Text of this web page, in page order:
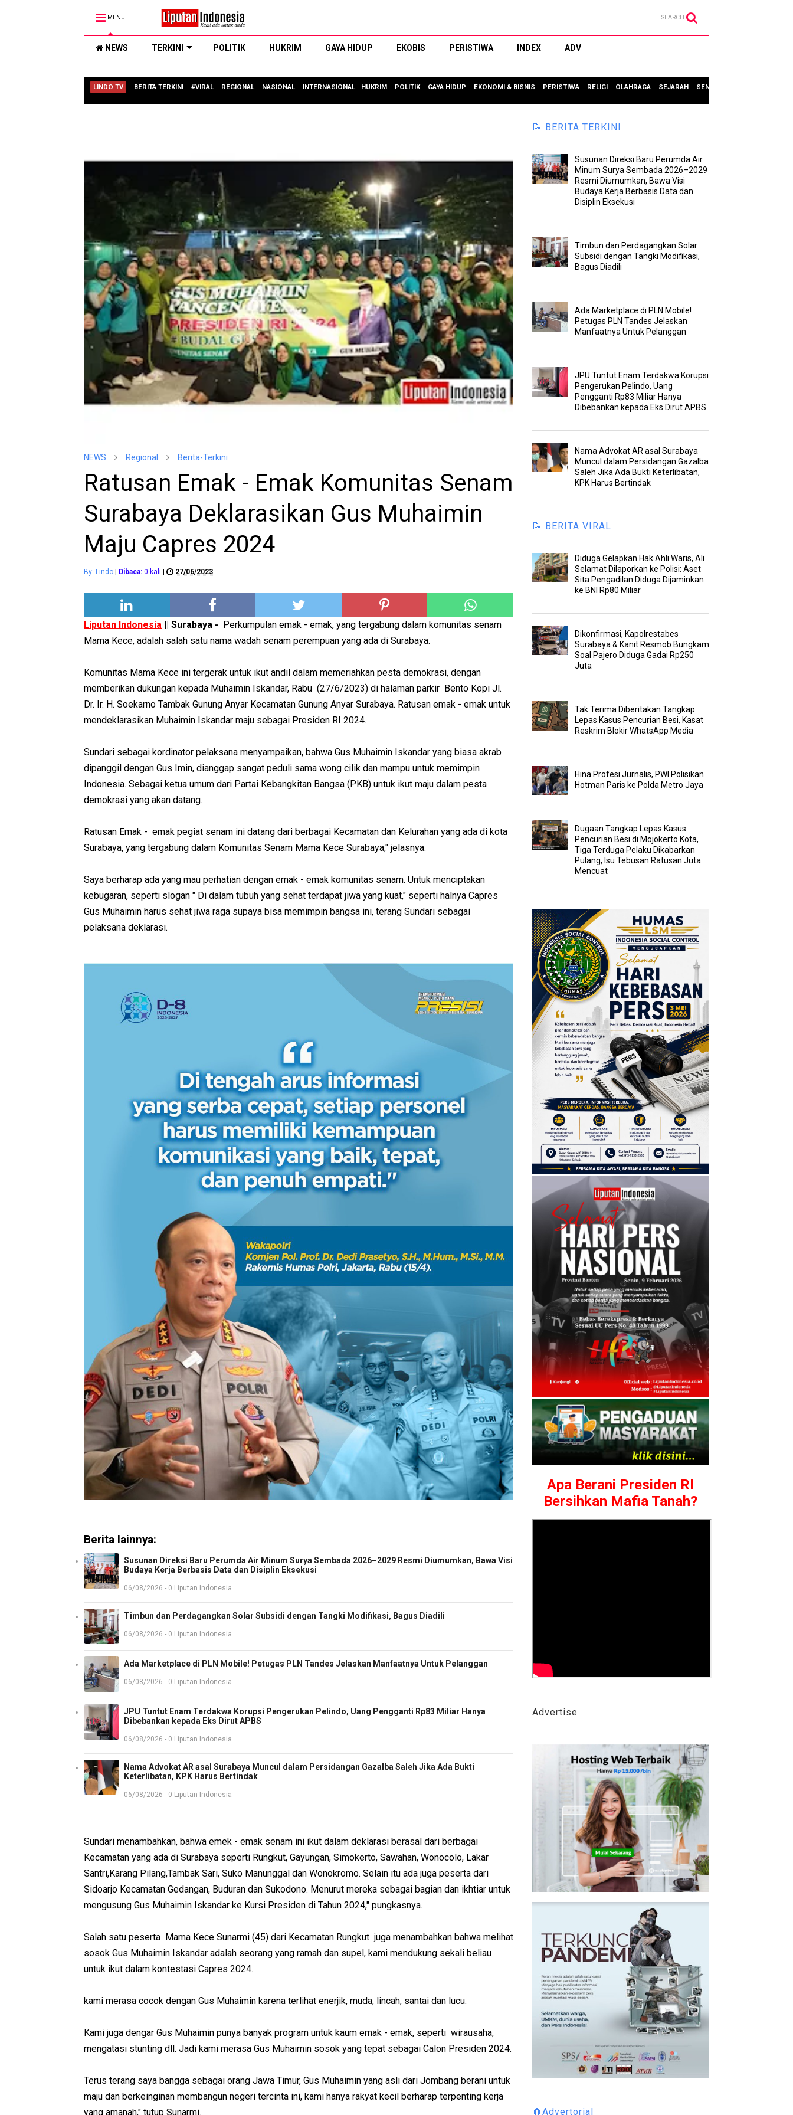
MENU SEARCH
NEWS TERKINI POLITIK HUKRIM GAYA HIDUP EKOBIS PERISTIWA INDEX ADV
LINDO TV BERITA TERKINI #VIRAL REGIONAL NASIONAL INTERNASIONAL HUKRIM POLITIK GAYA HIDUP EKONOMI & BISNIS PERISTIWA RELIGI OLAHRAGA SEJARAH SENI & BUDAYA
NEWS Regional Berita-Terkini
Ratusan Emak - Emak Komunitas Senam
Surabaya Deklarasikan Gus Muhaimin
Maju Capres 2024
By: Lindo Dibaca: 0 kali 27/06/2023
Liputan Indonesia || Surabaya - Perkumpulan emak - emak, yang tergabung dalam komunitas senam
Mama Kece, adalah salah satu nama wadah senam perempuan yang ada di Surabaya.
Komunitas Mama Kece ini tergerak untuk ikut andil dalam memeriahkan pesta demokrasi, dengan
memberikan dukungan kepada Muhaimin Iskandar, Rabu (27/6/2023) di halaman parkir Bento Kopi Jl.
Dr. Ir. H. Soekarno Tambak Gunung Anyar Kecamatan Gunung Anyar Surabaya. Ratusan emak - emak untuk
mendeklarasikan Muhaimin Iskandar maju sebagai Presiden RI 2024.
Sundari sebagai kordinator pelaksana menyampaikan, bahwa Gus Muhaimin Iskandar yang biasa akrab
dipanggil dengan Gus Imin, dianggap sangat peduli sama wong cilik dan mampu untuk memimpin
Indonesia. Sebagai ketua umum dari Partai Kebangkitan Bangsa (PKB) untuk ikut maju dalam pesta
demokrasi yang akan datang.
Ratusan Emak - emak pegiat senam ini datang dari berbagai Kecamatan dan Kelurahan yang ada di kota
Surabaya, yang tergabung dalam Komunitas Senam Mama Kece Surabaya," jelasnya.
Saya berharap ada yang mau perhatian dengan emak - emak komunitas senam. Untuk menciptakan
kebugaran, seperti slogan " Di dalam tubuh yang sehat terdapat jiwa yang kuat," seperti halnya Capres
Gus Muhaimin harus sehat jiwa raga supaya bisa memimpin bangsa ini, terang Sundari sebagai
pelaksana deklarasi.
Berita lainnya:
Susunan Direksi Baru Perumda Air Minum Surya Sembada 2026–2029 Resmi Diumumkan, Bawa Visi
Budaya Kerja Berbasis Data dan Disiplin Eksekusi
06/08/2026 - 0 Liputan Indonesia
Timbun dan Perdagangkan Solar Subsidi dengan Tangki Modifikasi, Bagus Diadili
06/08/2026 - 0 Liputan Indonesia
Ada Marketplace di PLN Mobile! Petugas PLN Tandes Jelaskan Manfaatnya Untuk Pelanggan
06/08/2026 - 0 Liputan Indonesia
JPU Tuntut Enam Terdakwa Korupsi Pengerukan Pelindo, Uang Pengganti Rp83 Miliar Hanya
Dibebankan kepada Eks Dirut APBS
06/08/2026 - 0 Liputan Indonesia
Nama Advokat AR asal Surabaya Muncul dalam Persidangan Gazalba Saleh Jika Ada Bukti
Keterlibatan, KPK Harus Bertindak
06/08/2026 - 0 Liputan Indonesia
Sundari menambahkan, bahwa emek - emak senam ini ikut dalam deklarasi berasal dari berbagai
Kecamatan yang ada di Surabaya seperti Rungkut, Gayungan, Simokerto, Sawahan, Wonocolo, Lakar
Santri,Karang Pilang,Tambak Sari, Suko Manunggal dan Wonokromo. Selain itu ada juga peserta dari
Sidoarjo Kecamatan Gedangan, Buduran dan Sukodono. Menurut mereka sebagai bagian dan ikhtiar untuk
mengusung Gus Muhaimin Iskandar ke Kursi Presiden di Tahun 2024," pungkasnya.
Salah satu peserta Mama Kece Sunarmi (45) dari Kecamatan Rungkut juga menambahkan bahwa melihat
sosok Gus Muhaimin Iskandar adalah seorang yang ramah dan supel, kami mendukung sekali beliau
untuk ikut dalam kontestasi Capres 2024.
kami merasa cocok dengan Gus Muhaimin karena terlihat enerjik, muda, lincah, santai dan lucu.
Kami juga dengar Gus Muhaimin punya banyak program untuk kaum emak - emak, seperti wirausaha,
mengatasi stunting dll. Jadi kami merasa Gus Muhaimin sosok yang tepat sebagai Calon Presiden 2024.
Terus terang saya bangga sebagai orang Jawa Timur, Gus Muhaimin yang asli dari Jombang berani untuk
maju dan berkeinginan membangun negeri tercinta ini, kami hanya rakyat kecil berharap terpenting kerja
yang amanah," tutup Sunarmi.
📝 BERITA TERKINI
Susunan Direksi Baru Perumda Air
Minum Surya Sembada 2026–2029
Resmi Diumumkan, Bawa Visi
Budaya Kerja Berbasis Data dan
Disiplin Eksekusi
Timbun dan Perdagangkan Solar
Subsidi dengan Tangki Modifikasi,
Bagus Diadili
Ada Marketplace di PLN Mobile!
Petugas PLN Tandes Jelaskan
Manfaatnya Untuk Pelanggan
JPU Tuntut Enam Terdakwa Korupsi
Pengerukan Pelindo, Uang
Pengganti Rp83 Miliar Hanya
Dibebankan kepada Eks Dirut APBS
Nama Advokat AR asal Surabaya
Muncul dalam Persidangan Gazalba
Saleh Jika Ada Bukti Keterlibatan,
KPK Harus Bertindak
📝 BERITA VIRAL
Diduga Gelapkan Hak Ahli Waris, Ali
Selamat Dilaporkan ke Polisi: Aset
Sita Pengadilan Diduga Dijaminkan
ke BNI Rp80 Miliar
Dikonfirmasi, Kapolrestabes
Surabaya & Kanit Resmob Bungkam
Soal Pajero Diduga Gadai Rp250
Juta
Tak Terima Diberitakan Tangkap
Lepas Kasus Pencurian Besi, Kasat
Reskrim Blokir WhatsApp Media
Hina Profesi Jurnalis, PWI Polisikan
Hotman Paris ke Polda Metro Jaya
Dugaan Tangkap Lepas Kasus
Pencurian Besi di Mojokerto Kota,
Tiga Terduga Pelaku Dikabarkan
Pulang, Isu Tebusan Ratusan Juta
Mencuat
Apa Berani Presiden RI
Bersihkan Mafia Tanah?
Advertise
🧲Advertorial